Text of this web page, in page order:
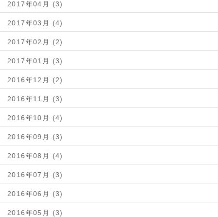
2017年04月 (3)
2017年03月 (4)
2017年02月 (2)
2017年01月 (3)
2016年12月 (2)
2016年11月 (3)
2016年10月 (4)
2016年09月 (3)
2016年08月 (4)
2016年07月 (3)
2016年06月 (3)
2016年05月 (3)